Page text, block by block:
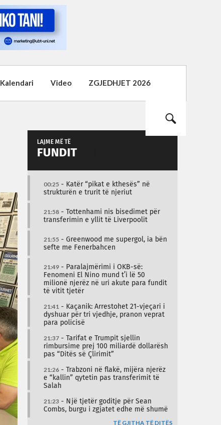
Kalendari Video ZGJEDHJET 2026
LAJME MË TË
FUNDIT
00:25 - Katër “pikat e kthesës” në
strukturën e trurit të njeriut
21:58 - Tottenhami nis bisedimet për
transferimin e yllit të Liverpoolit
21:55 - Greenwood me supergol, ia bën
sefte me Fenerbahcen
21:49 - Paralajmërimi i OKB-së:
Fenomeni El Nino mund t’i lë 50
milionë njerëz në uri akute para fundit
të vitit tjetër
21:41 - Kaçanik: Arrestohet 21-vjeçari i
dyshuar për tri vjedhje, pranon veprat
para policisë
21:37 - Tarifat e Trumpit sjellin
rimbursime prej 100 miliardë dollarësh
pas “Ditës së Çlirimit”
21:26 - Trabzoni në flakë, mijëra njerëz
e “kallin” qytetin pas transferimit të
Salah
21:23 - Një tjetër goditje për Sean
Combs, burgu i zgjatet edhe më shumë
TË GJITHA TË DITËS